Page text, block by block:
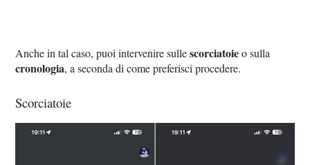
Anche in tal caso, puoi intervenire sullescorciatoieo sulla
cronologia, a seconda di come preferisci procedere.
Scorciatoie